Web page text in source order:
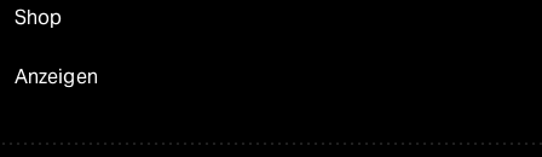
Shop
Anzeigen